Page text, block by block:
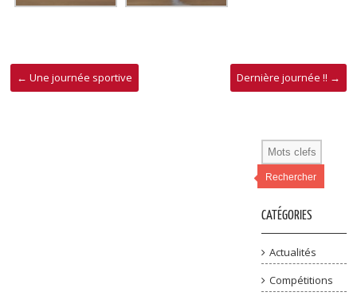
← Une journée sportive Dernière journée !! →
Rechercher
CATÉGORIES
Actualités
Compétitions